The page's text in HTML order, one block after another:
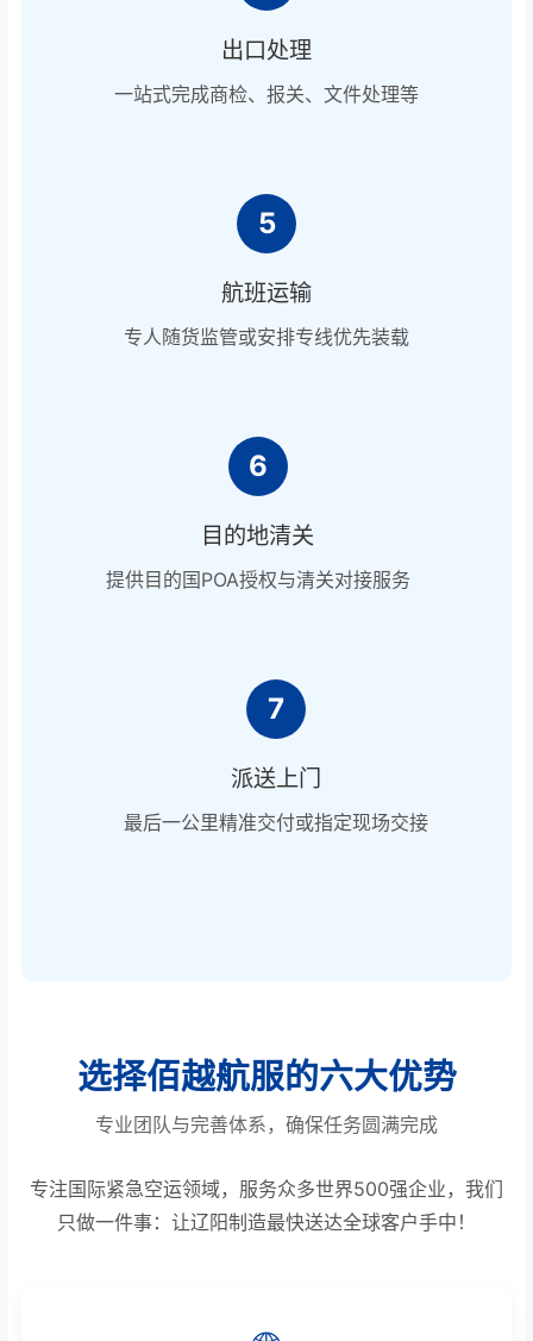
出口处理
一站式完成商检、报关、文件处理等
5
航班运输
专人随货监管或安排专线优先装载
6
目的地清关
提供目的国POA授权与清关对接服务
7
派送上门
最后一公里精准交付或指定现场交接
选择佰越航服的六大优势
专业团队与完善体系，确保任务圆满完成
专注国际紧急空运领域，服务众多世界500强企业，我们
只做一件事：让辽阳制造最快送达全球客户手中！